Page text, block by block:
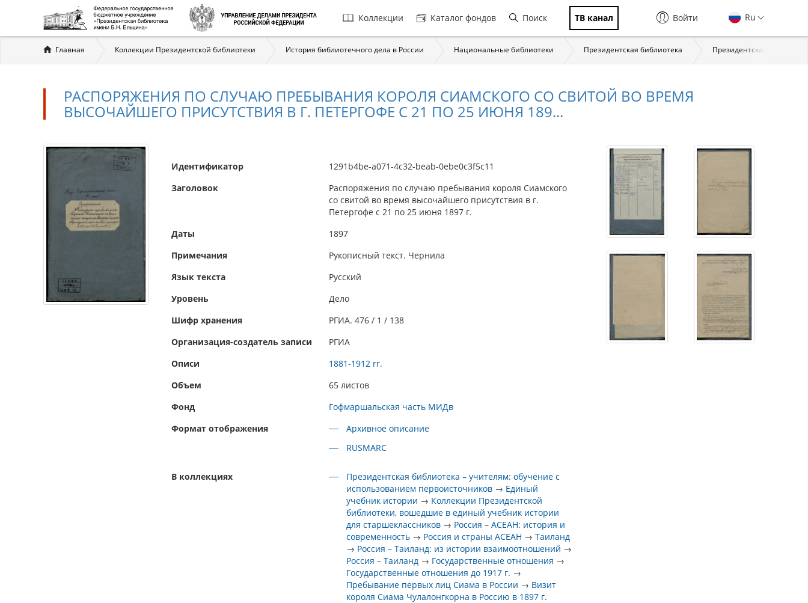
Главная
навигация
Коллекции Каталог фондов Поиск ТВ канал Ru
Войти
Вы
здесь
Главная Коллекции Президентской библиотеки История библиотечного дела в России Национальные библиотеки Президентская библиотека Президентская
РАСПОРЯЖЕНИЯ ПО СЛУЧАЮ ПРЕБЫВАНИЯ КОРОЛЯ СИАМСКОГО СО СВИТОЙ ВО ВРЕМЯ
ВЫСОЧАЙШЕГО ПРИСУТСТВИЯ В Г. ПЕТЕРГОФЕ С 21 ПО 25 ИЮНЯ 189...
Идентификатор
1291b4be-a071-4c32-beab-0ebe0c3f5c11
Заголовок
Распоряжения по случаю пребывания короля Сиамского
со свитой во время высочайшего присутствия в г.
Петергофе с 21 по 25 июня 1897 г.
Даты
1897
Примечания
Рукописный текст. Чернила
Язык текста
Русский
Уровень
Дело
Шифр хранения
РГИА. 476 / 1 / 138
Организация-создатель записи
РГИА
Описи
1881-1912 гг.
Объем
65 листов
Фонд
Гофмаршальская часть МИДв
Формат отображения
Архивное описание
RUSMARC
В коллекциях
Президентская библиотека – учителям: обучение с
использованием первоисточников → Единый
учебник истории → Коллекции Президентской
библиотеки, вошедшие в единый учебник истории
для старшеклассников → Россия – АСЕАН: история и
современность → Россия и страны АСЕАН →Таиланд
→ Россия – Таиланд: из истории взаимоотношений →
Россия – Таиланд → Государственные отношения →
Государственные отношения до 1917 г. →
Пребывание первых лиц Сиама в России → Визит
короля Сиама Чулалонгкорна в Россию в 1897 г.